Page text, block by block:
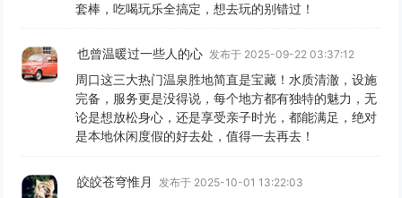
套棒，吃喝玩乐全搞定，想去玩的别错过！
也曾温暖过一些人的心 发布于 2025-09-22 03:37:12
周口这三大热门温泉胜地简直是宝藏！水质清澈，设施
完备，服务更是没得说，每个地方都有独特的魅力，无
论是想放松身心，还是享受亲子时光，都能满足，绝对
是本地休闲度假的好去处，值得一去再去！
皎皎苍穹惟月 发布于 2025-10-01 13:22:03